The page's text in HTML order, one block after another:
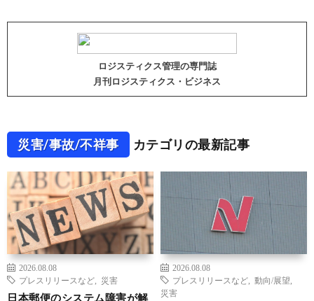
ロジスティクス管理の専門誌
月刊ロジスティクス・ビジネス
災害/事故/不祥事 カテゴリの最新記事
2026.08.08
プレスリリースなど
災害
日本郵便のシステム障害が解
2026.08.08
プレスリリースなど
動向/展望
災害